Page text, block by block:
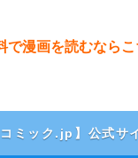
で漫画を読むなら
コミック.jp 】公式サ